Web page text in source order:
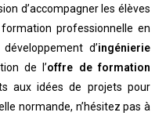
d’accompagner les élèves
professionnelle en
d’ingénierie
de l’offre de formation
aux idées de projets pour
normande, n’hésitez pas à